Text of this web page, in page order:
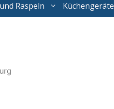
Raspeln Küchengeräte